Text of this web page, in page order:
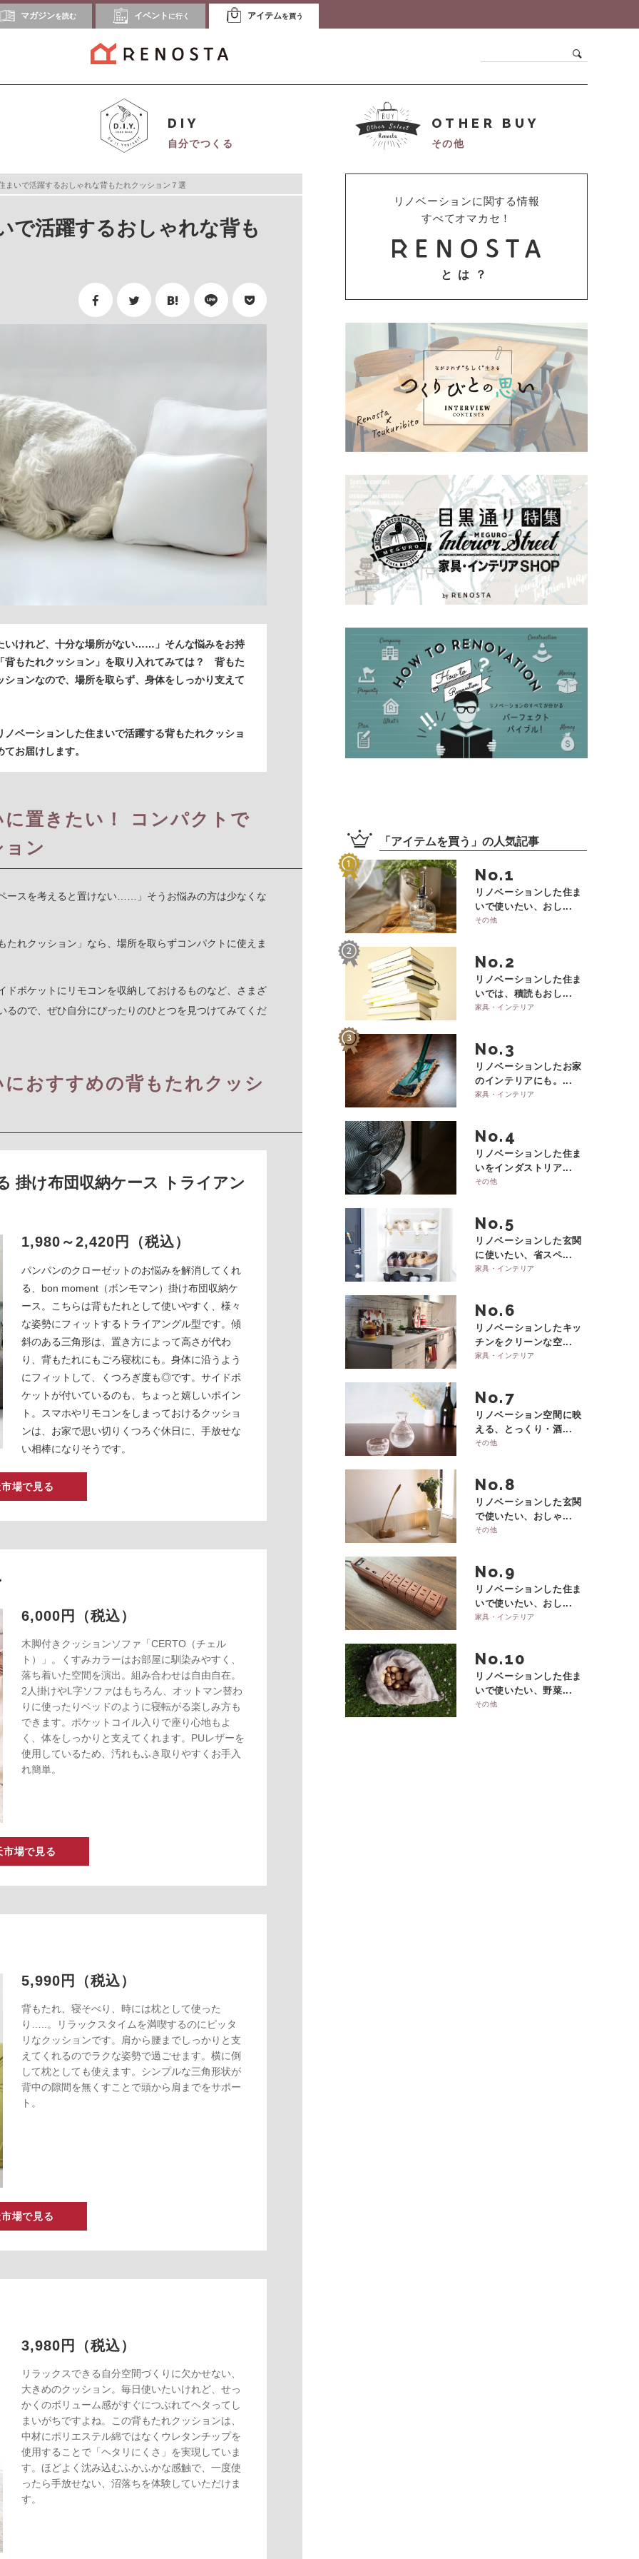
マガジンを読む イベント に行く アイテムを買う
DIY
自分でつくる
OTHER BUY
その他
まいで活躍するおしゃれな背もたれクッション７選
で活躍するおしゃれな背も
いけれど、十分な場所がない……」そんな悩みをお持
背もたれクッション」を取り入れてみては？ 背もた
ションなので、場所を取らず、身体をしっかり支えて
ノベーションした住まいで活躍する背もたれクッショ
お届けします。
置きたい！ コンパクトで
ン
ースを考えると置けない……」そうお悩みの方は少なくな
れクッション」なら、場所を取らずコンパクトに使えま
ポケットにリモコンを収納しておけるものなど、さまざ
ので、ぜひ自分にぴったりのひとつを見つけてみてくだ
おすすめの背もたれクッシ
け布団収納ケース トライアン
1,980～2,420円（税込）
パンパンのクローゼットのお悩みを解消してくれ
る、bon moment（ボンモマン）掛け布団収納ケ
ース。こちらは背もたれとして使いやすく、様々
な姿勢にフィットするトライアングル型です。傾
斜のある三角形は、置き方によって高さが代わ
り、背もたれにもごろ寝枕にも。身体に沿うよう
にフィットして、くつろぎ度も◎です。サイドポ
ケットが付いているのも、ちょっと嬉しいポイン
ト。スマホやリモコンをしまっておけるクッショ
ンは、お家で思い切りくつろぐ休日に、手放せな
い相棒になりそうです。
場で見る
6,000円（税込）
木脚付きクッションソファ「CERTO（チェル
ト）」。くすみカラーはお部屋に馴染みやすく、
落ち着いた空間を演出。組み合わせは自由自在。
2人掛けやL字ソファはもちろん、オットマン替わ
りに使ったりベッドのように寝転がる楽しみ方も
できます。ポケットコイル入りで座り心地もよ
く、体をしっかりと支えてくれます。PUレザーを
使用しているため、汚れもふき取りやすくお手入
れ簡単。
市場で見る
5,990円（税込）
背もたれ、寝そべり、時には枕として使った
り…..。リラックスタイムを満喫するのにピッタ
リなクッションです。肩から腰までしっかりと支
えてくれるのでラクな姿勢で過ごせます。横に倒
して枕としても使えます。シンプルな三角形状が
背中の隙間を無くすことで頭から肩までをサポー
ト。
場で見る
3,980円（税込）
リラックスできる自分空間づくりに欠かせない、
大きめのクッション。毎日使いたいけれど、せっ
かくのボリューム感がすぐにつぶれてヘタってし
まいがちですよね。この背もたれクッションは、
中材にポリエステル綿ではなくウレタンチップを
使用することで「ヘタリにくさ」を実現していま
す。ほどよく沈み込むふかふかな感触で、一度使
ったら手放せない、沼落ちを体験していただけま
す。
リノベーションに関する情報
すべてオマカセ！
とは？
「 アイテムを買う 」の人気記事
No.
リノベーションした住ま
いで使いたい、おし...
その他
No.
リノベーションした住ま
いでは、積読もおし...
家具・インテリア
No.
リノベーションしたお家
のインテリアにも。...
家具・インテリア
No.
リノベーションした住ま
いをインダストリア...
その他
No.
リノベーションした玄関
に使いたい、省スペ...
家具・インテリア
No.
リノベーションしたキッ
チンをクリーンな空...
家具・インテリア
No.
リノベーション空間に映
える、とっくり・酒...
その他
No.
リノベーションした玄関
で使いたい、おしゃ...
その他
No.
リノベーションした住ま
いで使いたい、おし...
家具・インテリア
No.
リノベーションした住ま
いで使いたい、野菜...
その他